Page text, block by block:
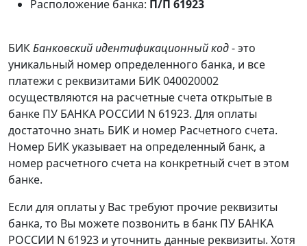
Расположение банка: П/П 61923
БИКБанковский идентификационный код- это
уникальный номер определенного банка, и все
платежи с реквизитами БИК 040020002
осуществляются на расчетные счета открытые в
банке ПУ БАНКА РОССИИ N 61923. Для оплаты
достаточно знать БИК и номер Расчетного счета.
Номер БИК указывает на определенный банк, а
номер расчетного счета на конкретный счет в этом
банке.
Если для оплаты у Вас требуют прочие реквизиты
банка, то Вы можете позвонить в банк ПУ БАНКА
РОССИИ N 61923 и уточнить данные реквизиты. Хотя